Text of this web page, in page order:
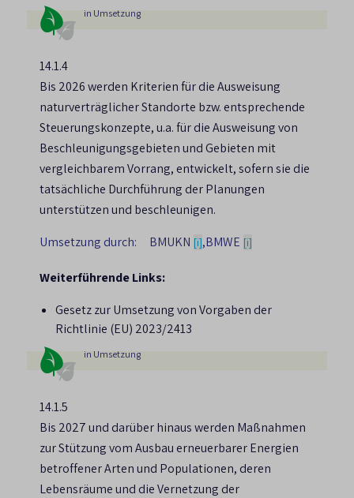
in Umsetzung
14.1.4
Bis 2026 werden Kriterien für die Ausweisung
naturverträglicher Standorte bzw. entsprechende
Steuerungskonzepte, u.a. für die Ausweisung von
Beschleunigungsgebieten und Gebieten mit
vergleichbarem Vorrang, entwickelt, sofern sie die
tatsächliche Durchführung der Planungen
unterstützen und beschleunigen.
Umsetzung durch:
BMUKN [i],BMWE [i]
Weiterführende Links:
Gesetz zur Umsetzung von Vorgaben der
Richtlinie (EU) 2023/2413
in Umsetzung
14.1.5
Bis 2027 und darüber hinaus werden Maßnahmen
zur Stützung vom Ausbau erneuerbarer Energien
betroffener Arten und Populationen, deren
Lebensräume und die Vernetzung der